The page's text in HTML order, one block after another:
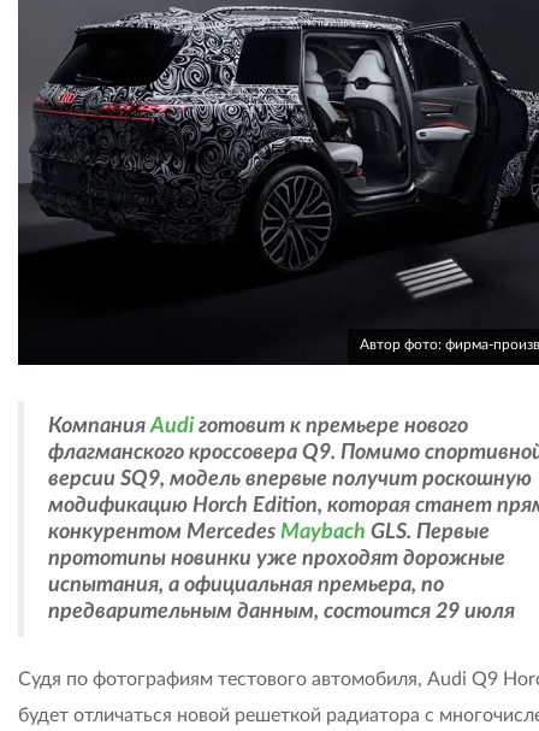
Автор фото: фирма-
Компания Audiготовит к премьере нового
флагманского кроссовера Q9. Помимо
версии SQ9, модель впервые получит роскошную
модификацию Horch Edition, которая станет
конкурентом Mercedes Maybach GLS. Первые
прототипы новинки уже проходят дорожные
испытания, а официальная премьера, по
предварительным данным, состоится 29 июля
Судя по фотографиям тестового автомобиля, Audi Q9
будет отличаться новой решеткой радиатора с